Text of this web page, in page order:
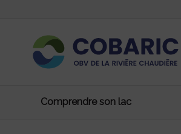
Comprendre son lac